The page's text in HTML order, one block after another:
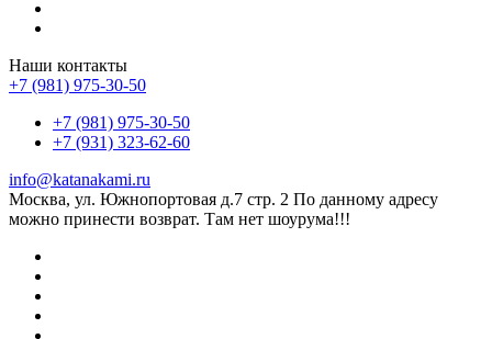
Наши контакты
+7 (981) 975-30-50
+7 (981) 975-30-50
+7 (931) 323-62-60
info@katanakami.ru
Москва, ул. Южнопортовая д.7 стр. 2 По данному адресу
можно принести возврат. Там нет шоурума!!!